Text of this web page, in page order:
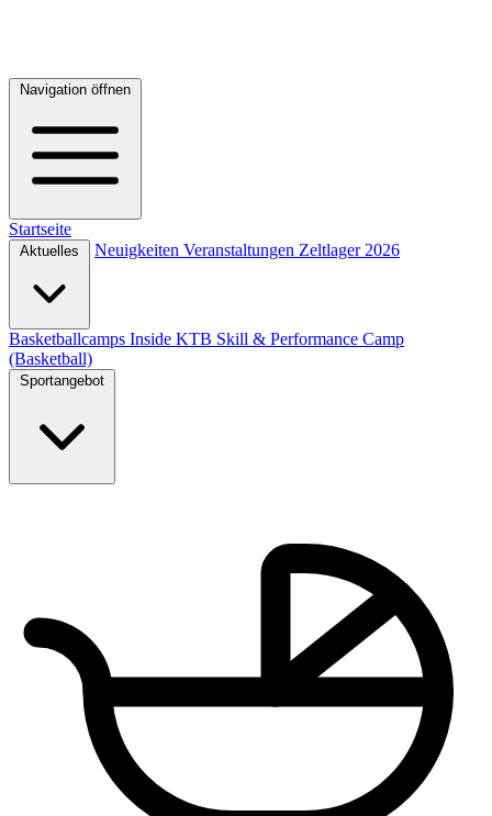
Navigation öffnen
Startseite
Aktuelles Neuigkeiten Veranstaltungen Zeltlager 2026
Basketballcamps Inside KTB Skill & Performance Camp
(Basketball)
Sportangebot